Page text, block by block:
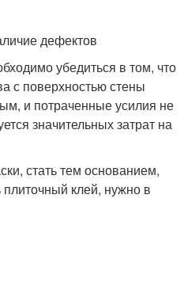
дефектов
убедиться в том, что
с поверхностью стены
и потраченные усилия не
значительных затрат на
стать тем основанием,
клей, нужно в